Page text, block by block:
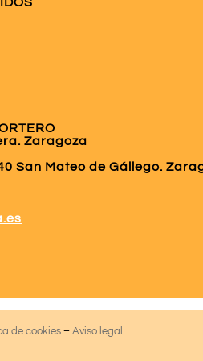
Zaragoza
San Mateo de Gállego.
de cookies – Aviso legal